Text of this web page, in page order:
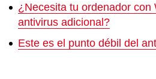
¿Necesita tu ordenador con
antivirus adicional?
Este es el punto débil del